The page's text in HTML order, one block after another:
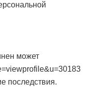
может
последствия.